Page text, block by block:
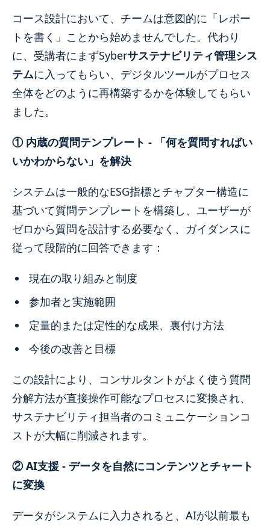
コース設計において、チームは意図的に「レポー
トを書く」ことから始めませんでした。代わり
に、受講者にまずSyberサステナビリティ管理シス
テムに入ってもらい、デジタルツールがプロセス
全体をどのように再構築するかを体験してもらい
ました。
① 内蔵の質問テンプレート - 「何を質問すればい
いかわからない」を解決
システムは一般的なESG指標とチャプター構造に
基づいて質問テンプレートを構築し、ユーザーが
ゼロから質問を設計する必要なく、ガイダンスに
従って段階的に回答できます：
現在の取り組みと制度
参加者と実施範囲
定量的または定性的な成果、裏付け方法
今後の改善と目標
この設計により、コンサルタントがよく使う質問
分解方法が直接操作可能なプロセスに変換され、
サステナビリティ担当者のコミュニケーションコ
ストが大幅に削減されます。
② AI支援 - データを自然にコンテンツとチャート
に変換
データがシステムに入力されると、AIが以前最も